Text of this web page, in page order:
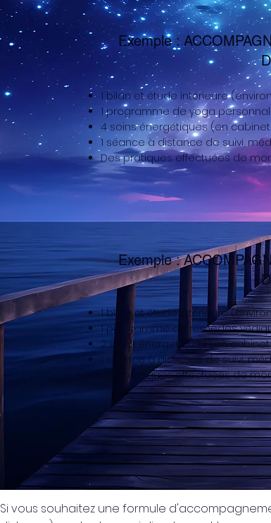
Exemple :
1 bilan et étude intérieure
1 programme de yoga
4 soins énergétiques (en
1 séance à distance de suivi,
Des pratiques effectuées de
Exemple :
1 bilan et étude intérieure
1 programme de remèdes
2 soins énergétiques (en
1 séance à distance de suivi,
Des pratiques effectuées de
​Si vous souhaitez une formule